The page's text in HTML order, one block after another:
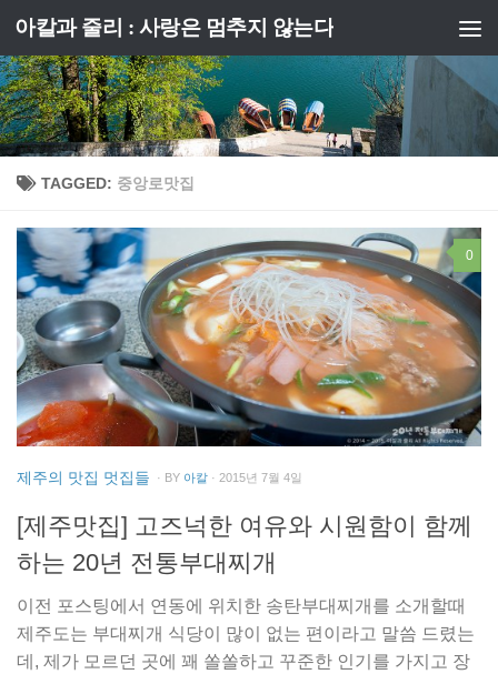
Skip to content
아칼과 줄리 : 사랑은 멈추지 않는다
TAGGED: 중앙로맛집
0
제주의 맛집 멋집들 · BY 아칼 · 2015년 7월 4일
[제주맛집] 고즈넉한 여유와 시원함이 함께
하는 20년 전통부대찌개
이전 포스팅에서 연동에 위치한 송탄부대찌개를 소개할때
제주도는 부대찌개 식당이 많이 없는 편이라고 말씀 드렸는
데, 제가 모르던 곳에 꽤 쏠쏠하고 꾸준한 인기를 가지고 장